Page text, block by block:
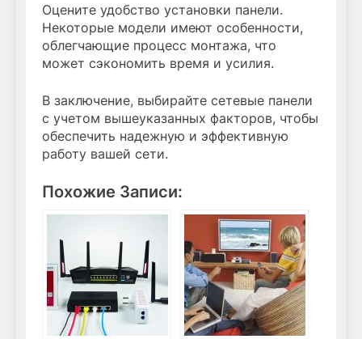
Оцените удобство установки панели.
Некоторые модели имеют особенности,
облегчающие процесс монтажа, что
может сэкономить время и усилия.
В заключение, выбирайте сетевые панели
с учетом вышеуказанных факторов, чтобы
обеспечить надежную и эффективную
работу вашей сети.
Похожие Записи: